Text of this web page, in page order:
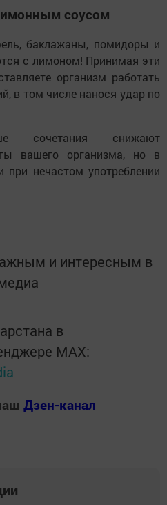
соусом
баклажаны, помидоры и
с лимоном! Принимая эти
организм работать
в том числе нанося удар по
сочетания снижают
вашего организма, но в
при нечастом употреблении
и интересным в
в
MАХ:
Дзен-канал